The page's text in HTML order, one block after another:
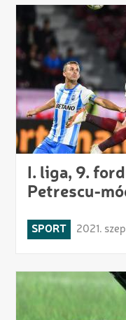
I. liga, 9.
Petrescu-
SPORT 2021.